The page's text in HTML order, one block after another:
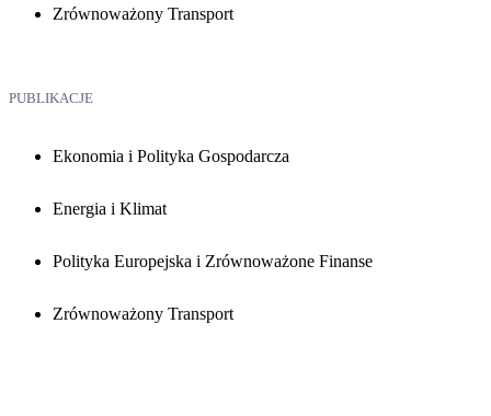
Zrównoważony Transport
PUBLIKACJE
Ekonomia i Polityka Gospodarcza
Energia i Klimat
Polityka Europejska i Zrównoważone Finanse
Zrównoważony Transport